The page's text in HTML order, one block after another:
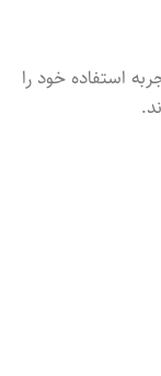
استفاده خود را